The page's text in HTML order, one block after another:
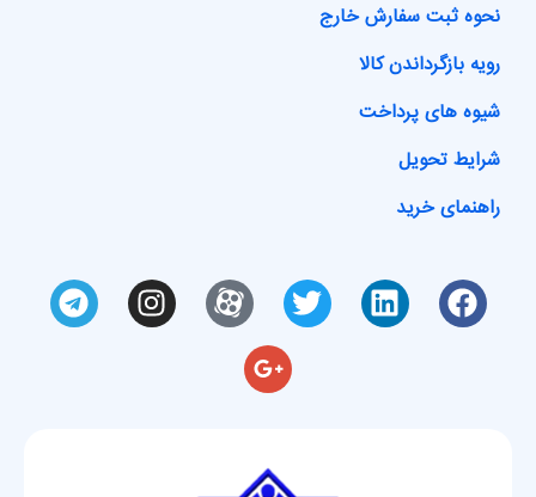
نحوه ثبت سفارش خارج
رویه بازگرداندن کالا
شیوه های پرداخت
شرایط تحویل
راهنمای خرید